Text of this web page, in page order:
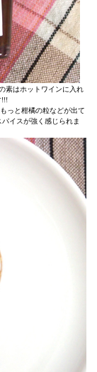
素はホットワインに入れ
!!!
っと柑橘の粒などが出て
イスが強く感じられま